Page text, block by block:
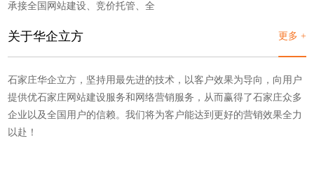
承接全国网站建设、竞价托管、全
更多 +
关于华企立方
石家庄华企立方，坚持用最先进的技术，以客户效果为导向，向用户
提供优石家庄网站建设服务和网络营销服务，从而赢得了石家庄众多
企业以及全国用户的信赖。我们将为客户能达到更好的营销效果全力
以赴！